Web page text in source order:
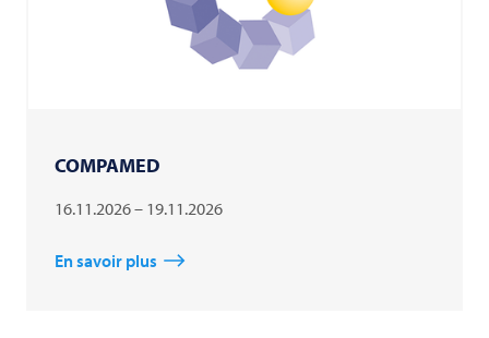
COMPAMED
16.11.2026 – 19.11.2026
En savoir plus